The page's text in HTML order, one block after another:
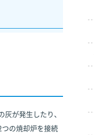
が発生したり、
の焼却炉を接続